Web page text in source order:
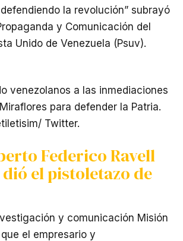
la revolución” subrayó
y Comunicación del
Unido de Venezuela (Psuv).
venezolanos a las inmediaciones
para defender la Patria.
Twitter.
Federico Ravell
el pistoletazo de
y comunicación Misión
el empresario y